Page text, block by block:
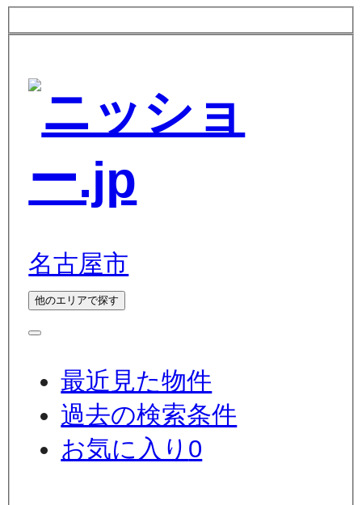
名古屋市
他のエリアで探す
最近見た物件
過去の検索条件
お気に入り 0